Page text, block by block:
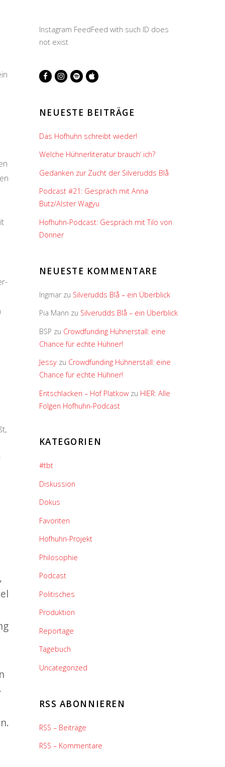
Instagram FeedFeed with such ID does
not exist
NEUESTE BEITRÄGE
Das Hofhuhn schreibt wieder!
Welche Hühnerliteratur brauch‘ ich?
Gedanken zur Zucht der Silverudds Blå
Podcast #21: Gespräch mit Anna
Butz/Alster Wagyu
Hofhuhn-Podcast: Gespräch mit Tilo von
Donner
NEUESTE KOMMENTARE
Ingmarzu Silverudds Blå – ein Überblick
Pia Mann zu Silverudds Blå – ein Überblick
BSP zu Crowdfunding Hühnerstall: eine
Chance für echte Hühner!
Jessyzu Crowdfunding Hühnerstall: eine
Chance für echte Hühner!
Entschlacken – Hof Platkowzu HIER: Alle
Folgen Hofhuhn-Podcast
KATEGORIEN
#tbt
Diskussion
Dokus
Favoriten
Hofhuhn-Projekt
Philosophie
Podcast
Politisches
Produktion
Reportage
Tagebuch
Uncategorized
RSS ABONNIEREN
RSS – Beiträge
RSS – Kommentare